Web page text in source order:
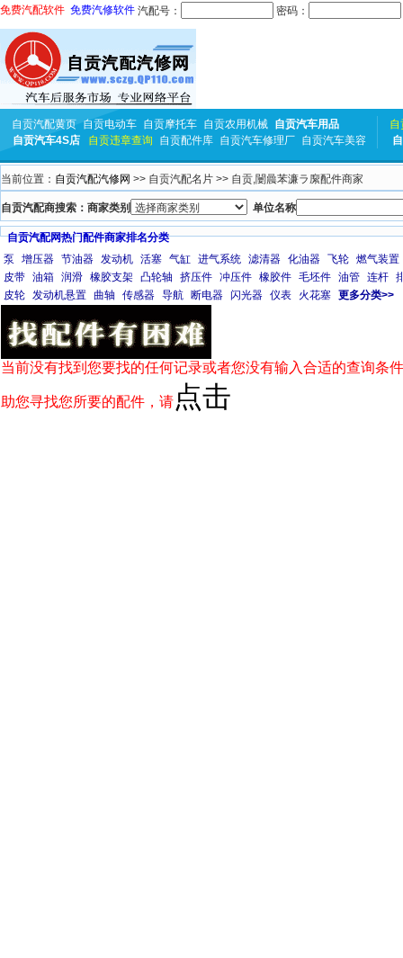
免费汽配软件 免费汽修软件 汽配号： 密码：
自贡汽配黄页 自贡电动车 自贡摩托车 自贡农用机械 自贡汽车用品
自贡汽车4S店
自贡违章查询 自贡配件库 自贡汽车修理厂 自贡汽车美容
自
当前位置： 自贡汽配汽修网 >> 自贡汽配名片 >> 自贡,闄曟苯濂ラ緳配件商家
自贡汽配商搜索：商家类别 单位名称
自贡汽配网热门配件商家排名分类
泵
增压器 节油器 发动机 活塞 气缸 进气系统 滤清器 化油器 飞轮 燃气装置
皮带 油箱 润滑 橡胶支架 凸轮轴 挤压件 冲压件 橡胶件 毛坯件 油管 连杆
皮轮 发动机悬置 曲轴 传感器 导航 断电器 闪光器 仪表 火花塞 更多分类>>
当前没有找到您要找的任何记录或者您没有输入合适的查询条
助您寻找您所要的配件，请 点击